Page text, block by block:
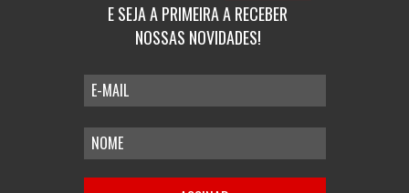
E SEJA A PRIMEIRA A RECEBER
NOSSAS NOVIDADES!